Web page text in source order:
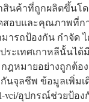
สินค้าที่ถูกผลิตขึ้นโ
อบและคุณภาพที่ก
รถป้องกัน กำจัด ไ
ะเทศเกาหลีนั้นไ
ฎหมายอย่างถูกต้อ
นจุลชีพ ข้อมูลเพิ่มเ
vci/อุปกรณ์ช่วยป้